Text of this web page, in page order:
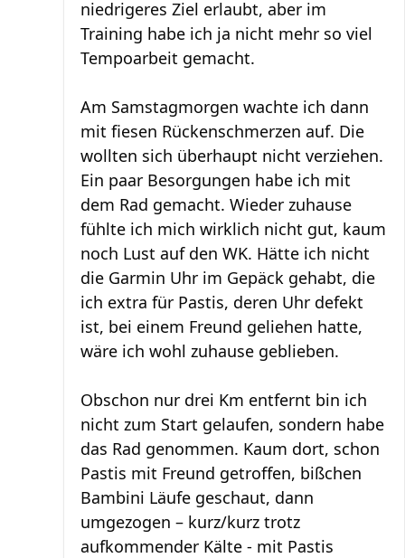
niedrigeres Ziel erlaubt, aber im
Training habe ich ja nicht mehr so viel
Tempoarbeit gemacht.
Am Samstagmorgen wachte ich dann
mit fiesen Rückenschmerzen auf. Die
wollten sich überhaupt nicht verziehen.
Ein paar Besorgungen habe ich mit
dem Rad gemacht. Wieder zuhause
fühlte ich mich wirklich nicht gut, kaum
noch Lust auf den WK. Hätte ich nicht
die Garmin Uhr im Gepäck gehabt, die
ich extra für Pastis, deren Uhr defekt
ist, bei einem Freund geliehen hatte,
wäre ich wohl zuhause geblieben.
Obschon nur drei Km entfernt bin ich
nicht zum Start gelaufen, sondern habe
das Rad genommen. Kaum dort, schon
Pastis mit Freund getroffen, bißchen
Bambini Läufe geschaut, dann
umgezogen – kurz/kurz trotz
aufkommender Kälte - mit Pastis